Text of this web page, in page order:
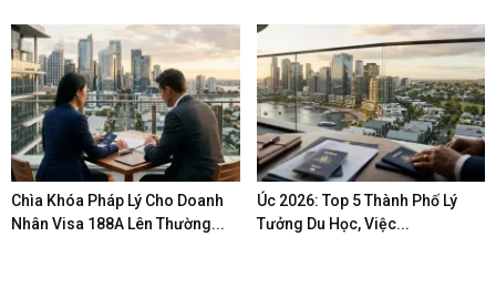
Chìa Khóa Pháp Lý Cho Doanh
Nhân Visa 188A Lên Thường...
Úc 2026: Top 5 Thành Phố Lý
Tưởng Du Học, Việc...